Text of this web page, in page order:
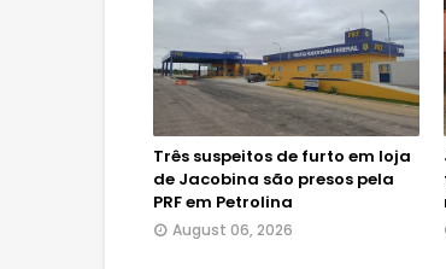
Três suspeitos de furto em loja
de Jacobina são presos pela
PRF em Petrolina
August 06, 2026